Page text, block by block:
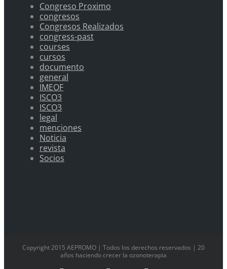
Congreso Proximo
congresos
Congresos Realizados
congress-past
courses
cursos
documento
general
IMEOF
ISCO3
ISCO3
legal
menciones
Noticia
revista
Socios
Copyright 2015 AEPROMO | Todos los derechos reservados | 20
años haciendo crecer la ozonoterapia